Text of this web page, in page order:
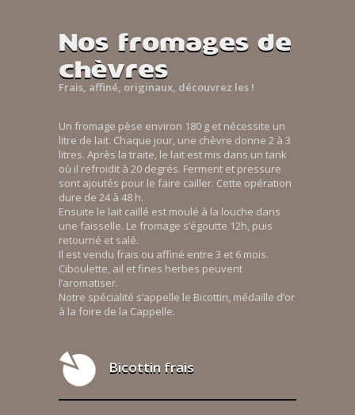
Nos fromages de
chèvres
Frais, affiné, originaux, découvrez les !
Un fromage pèse environ 180 g et nécessite un
litre de lait. Chaque jour, une chèvre donne 2 à 3
litres. Après la traite, le lait est mis dans un tank
où il refroidit à 20 degrés. Ferment et pressure
sont ajoutés pour le faire cailler. Cette opération
dure de 24 à 48 h.
Ensuite le lait caillé est moulé à la louche dans
une faisselle. Le fromage s’égoutte 12h, puis
retourné et salé.
Il est vendu frais ou affiné entre 3 et 6 mois.
Ciboulette, ail et fines herbes peuvent
l’aromatiser.
Notre spécialité s’appelle le Bicottin, médaille d’or
à la foire de la Cappelle.
Bicottin frais